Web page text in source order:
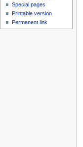
Special pages
Printable version
Permanent link